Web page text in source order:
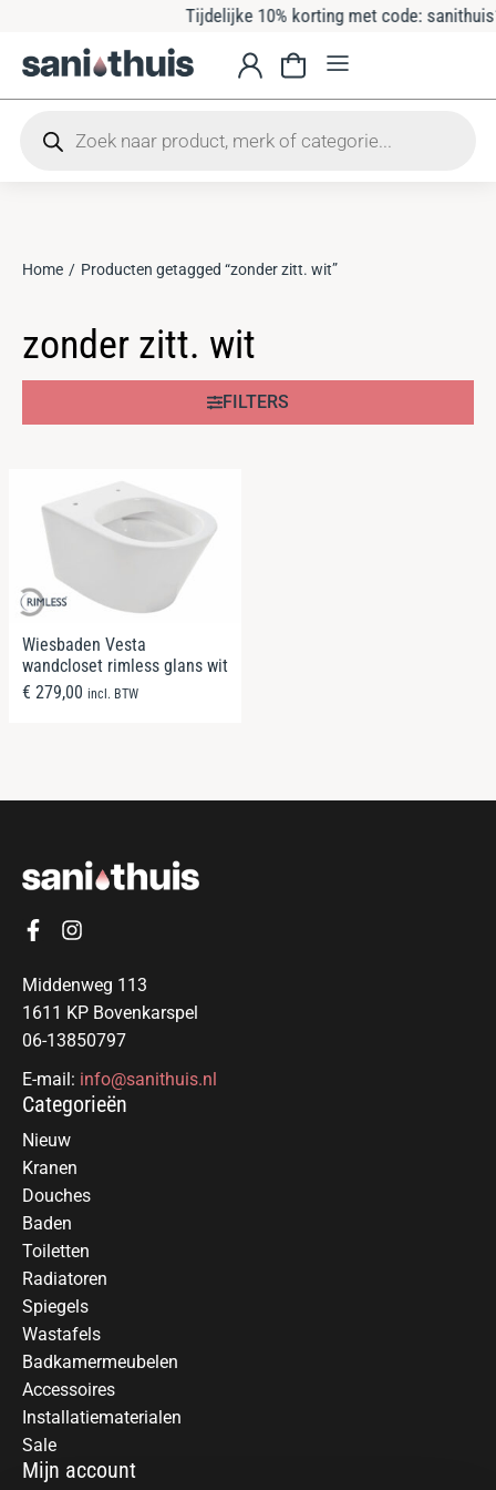
Tijdelijke 10% korting met code: sanithuis10
Je bent hier:
Home Producten getagged “zonder zitt. wit”
zonder zitt. wit
FILTERS
Wiesbaden Vesta
wandcloset rimless glans wit
€ 279,00 incl. BTW
Middenweg 113
1611 KP Bovenkarspel
06-13850797
E-mail: info@sanithuis.nl
Categorieën
Nieuw
Kranen
Douches
Baden
Toiletten
Radiatoren
Spiegels
Wastafels
Badkamermeubelen
Accessoires
Installatiematerialen
Sale
Mijn account